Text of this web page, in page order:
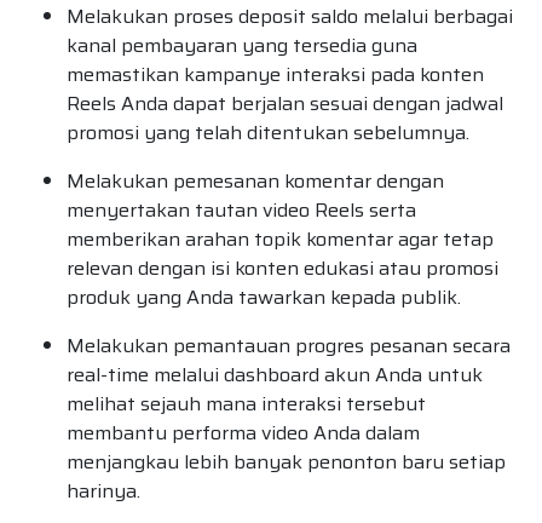
Melakukan proses deposit saldo melalui berbagai
kanal pembayaran yang tersedia guna
memastikan kampanye interaksi pada konten
Reels Anda dapat berjalan sesuai dengan jadwal
promosi yang telah ditentukan sebelumnya.
Melakukan pemesanan komentar dengan
menyertakan tautan video Reels serta
memberikan arahan topik komentar agar tetap
relevan dengan isi konten edukasi atau promosi
produk yang Anda tawarkan kepada publik.
Melakukan pemantauan progres pesanan secara
real-time melalui dashboard akun Anda untuk
melihat sejauh mana interaksi tersebut
membantu performa video Anda dalam
menjangkau lebih banyak penonton baru setiap
harinya.